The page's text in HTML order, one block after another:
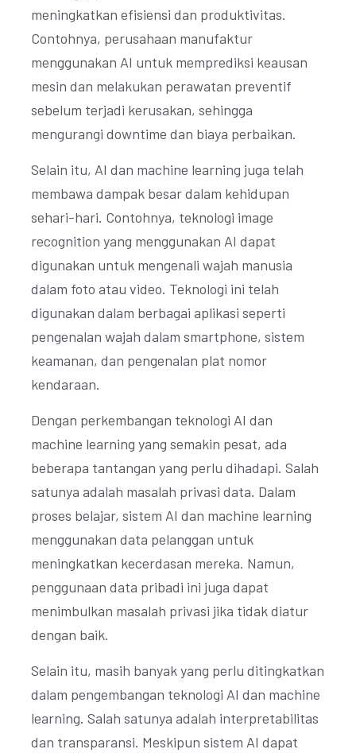
meningkatkan efisiensi dan produktivitas.
Contohnya, perusahaan manufaktur
menggunakan AI untuk memprediksi keausan
mesin dan melakukan perawatan preventif
sebelum terjadi kerusakan, sehingga
mengurangi downtime dan biaya perbaikan.
Selain itu, AI dan machine learning juga telah
membawa dampak besar dalam kehidupan
sehari-hari. Contohnya, teknologi image
recognition yang menggunakan AI dapat
digunakan untuk mengenali wajah manusia
dalam foto atau video. Teknologi ini telah
digunakan dalam berbagai aplikasi seperti
pengenalan wajah dalam smartphone, sistem
keamanan, dan pengenalan plat nomor
kendaraan.
Dengan perkembangan teknologi AI dan
machine learning yang semakin pesat, ada
beberapa tantangan yang perlu dihadapi. Salah
satunya adalah masalah privasi data. Dalam
proses belajar, sistem AI dan machine learning
menggunakan data pelanggan untuk
meningkatkan kecerdasan mereka. Namun,
penggunaan data pribadi ini juga dapat
menimbulkan masalah privasi jika tidak diatur
dengan baik.
Selain itu, masih banyak yang perlu ditingkatkan
dalam pengembangan teknologi AI dan machine
learning. Salah satunya adalah interpretabilitas
dan transparansi. Meskipun sistem AI dapat